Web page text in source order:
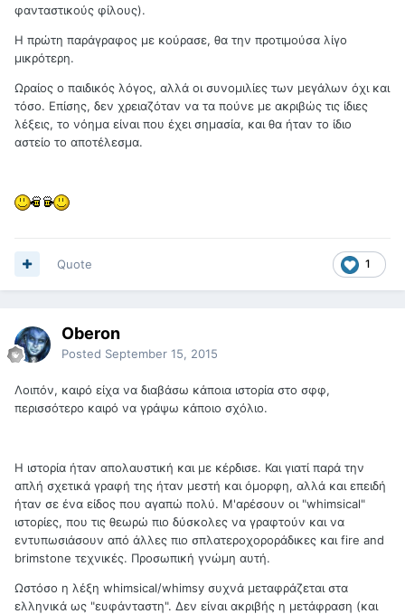
φανταστικούς φίλους).
Η πρώτη παράγραφος με κούρασε, θα την προτιμούσα λίγο
μικρότερη.
Ωραίος ο παιδικός λόγος, αλλά οι συνομιλίες των μεγάλων όχι και
τόσο. Επίσης, δεν χρειαζόταν να τα πούνε με ακριβώς τις ίδιες
λέξεις, το νόημα είναι που έχει σημασία, και θα ήταν το ίδιο
αστείο το αποτέλεσμα.
1
Quote
Oberon
Posted September 15, 2015
Λοιπόν, καιρό είχα να διαβάσω κάποια ιστορία στο σφφ,
περισσότερο καιρό να γράψω κάποιο σχόλιο.
Η ιστορία ήταν απολαυστική και με κέρδισε. Και γιατί παρά την
απλή σχετικά γραφή της ήταν μεστή και όμορφη, αλλά και επειδή
ήταν σε ένα είδος που αγαπώ πολύ. Μ'αρέσουν οι "whimsical"
ιστορίες, που τις θεωρώ πιο δύσκολες να γραφτούν και να
εντυπωσιάσουν από άλλες πιο σπλατεροχοροράδικες και fire and
brimstone τεχνικές. Προσωπική γνώμη αυτή.
Ωστόσο η λέξη whimsical/whimsy συχνά μεταφράζεται στα
ελληνικά ως "ευφάνταστη". Δεν είναι ακριβής η μετάφραση (και